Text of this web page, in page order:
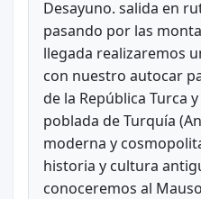
Desayuno. salida en
pasando por las
llegada realizaremos
con nuestro autocar
de la República Turca
poblada de Turquía
moderna y
historia y cultura
conoceremos al